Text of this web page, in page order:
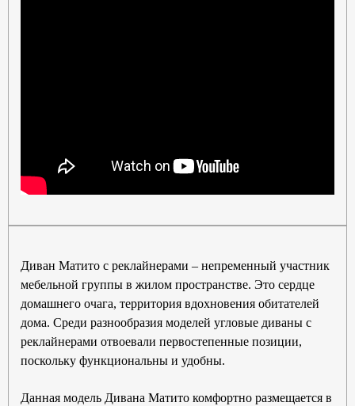
Диван Матито с реклайнерами – непременный участник
мебельной группы в жилом пространстве. Это сердце
домашнего очага, территория вдохновения обитателей
дома. Среди разнообразия моделей угловые диваны с
реклайнерами отвоевали первостепенные позиции,
поскольку функциональны и удобны.
Данная модель Дивана Матито комфортно размещается в